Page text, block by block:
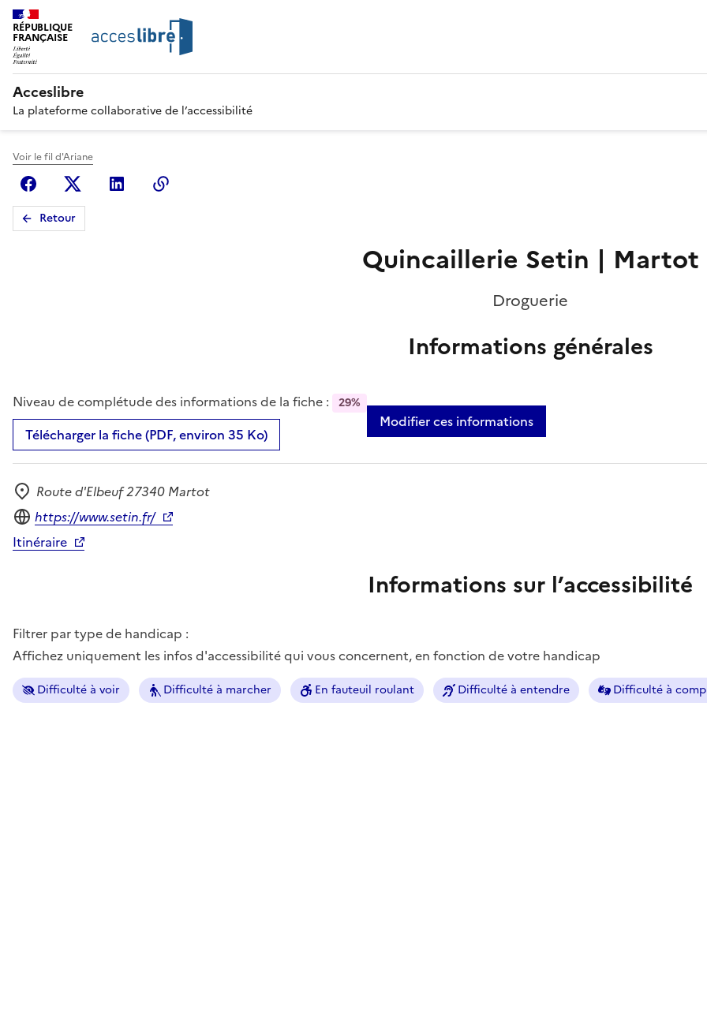
RÉPUBLIQUE
FRANÇAISE
Acceslibre
La plateforme collaborative de l’accessibilité
Voir le fil d'Ariane
FacebookX (anciennement Twitter)
Linkedin
Retour
Quincaillerie Setin | Martot
Droguerie
Informations générales
Niveau de complétude des informations de la fiche : 29%
Télécharger la fiche (PDF, environ 35 Ko)
Modifier ces informations
Adresse
Route d'Elbeuf 27340 Martot
Site internet
https://www.setin.fr/
Itinéraire
Informations sur l’accessibilité
Filtrer par type de handicap :
Affichez uniquement les infos d'accessibilité qui vous concernent, en fonction de votre handicap
Difficulté à voir Difficulté à marcher En fauteuil roulant Difficulté à entendre Difficulté à